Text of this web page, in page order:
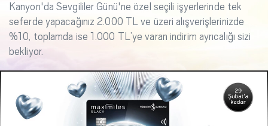
Kanyon'da Sevgililer Günü'ne özel seçili işyerlerinde tek
seferde yapacağınız 2.000 TL ve üzeri alışverişlerinizde
%10, toplamda ise 1.000 TL’ye varan indirim ayrıcalığı sizi
bekliyor.